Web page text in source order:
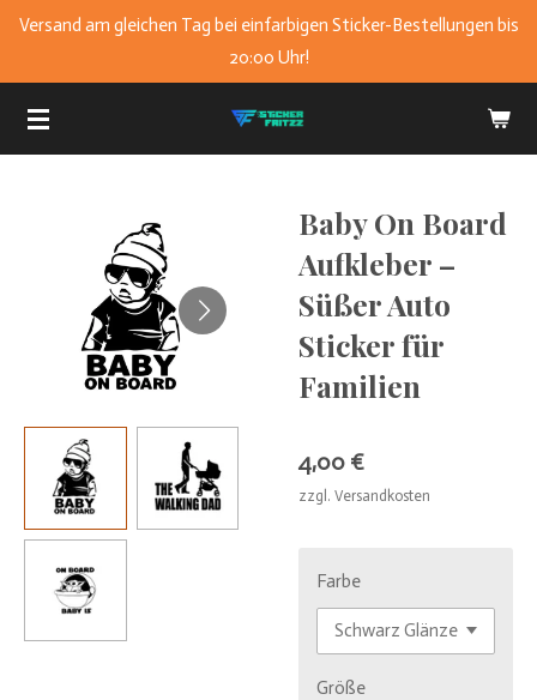
Zum
Versand am gleichen Tag bei einfarbigen Sticker-Bestellungen bis
20:00 Uhr!
Baby On Board
Aufkleber –
Süßer Auto
Sticker für
Familien
4,00 €
zzgl. Versandkosten
Farbe
Größe